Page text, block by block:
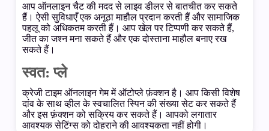
आप ऑनलाइन चैट की मदद से लाइव डीलर से बातचीत कर सकते
हैं। ऐसी सुविधाएँ एक अनूठा माहौल प्रदान करती हैं और सामाजिक
पहलू को अधिकतम करती हैं। आप खेल पर टिप्पणी कर सकते हैं,
जीत का जश्न मना सकते हैं और एक दोस्ताना माहौल बनाए रख
सकते हैं।
स्वत: प्ले
क्रेजी टाइम ऑनलाइन गेम में ऑटोप्ले फ़ंक्शन है। आप किसी विशेष
दांव के साथ व्हील के स्वचालित स्पिन की संख्या सेट कर सकते हैं
और इस फ़ंक्शन को सक्रिय कर सकते हैं। आपको लगातार
आवश्यक सेटिंग्स को दोहराने की आवश्यकता नहीं होगी।